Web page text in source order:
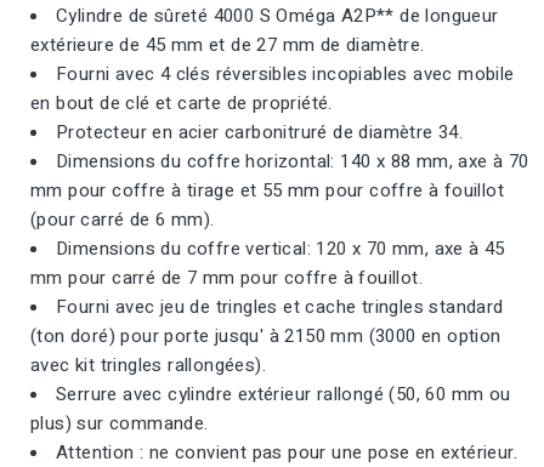
Cylindre de sûreté 4000 S Oméga A2P** de longueur
extérieure de 45 mm et de 27 mm de diamètre.
Fourni avec 4 clés réversibles incopiables avec mobile
en bout de clé et carte de propriété.
Protecteur en acier carbonitruré de diamètre 34.
Dimensions du coffre horizontal: 140 x 88 mm, axe à 70
mm pour coffre à tirage et 55 mm pour coffre à fouillot
(pour carré de 6 mm).
Dimensions du coffre vertical: 120 x 70 mm, axe à 45
mm pour carré de 7 mm pour coffre à fouillot.
Fourni avec jeu de tringles et cache tringles standard
(ton doré) pour porte jusqu' à 2150 mm (3000 en option
avec kit tringles rallongées).
Serrure avec cylindre extérieur rallongé (50, 60 mm ou
plus) sur commande.
Attention : ne convient pas pour une pose en extérieur.